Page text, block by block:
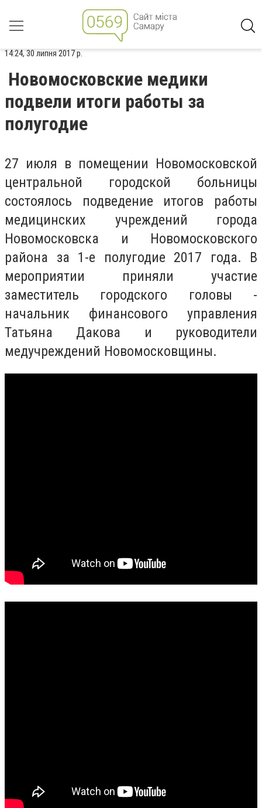
14:24, 30 липня 2017 р.
Новомосковские медики
подвели итоги работы за
полугодие
27 июля в помещении Новомосковской
центральной городской больницы
состоялось подведение итогов работы
медицинских учреждений города
Новомосковска и Новомосковского
района за 1-е полугодие 2017 года. В
мероприятии приняли участие
заместитель городского головы -
начальник финансового управления
Татьяна Дакова и руководители
медучреждений Новомосковщины.